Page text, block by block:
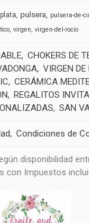
plata pulsera pulsera-de-
virgen virgen-del-rocio
CHOKERS DE
VIRGEN
CERÁMICA
REGALITOS
SAN
Condiciones de
disponibilidad
con Impuestos